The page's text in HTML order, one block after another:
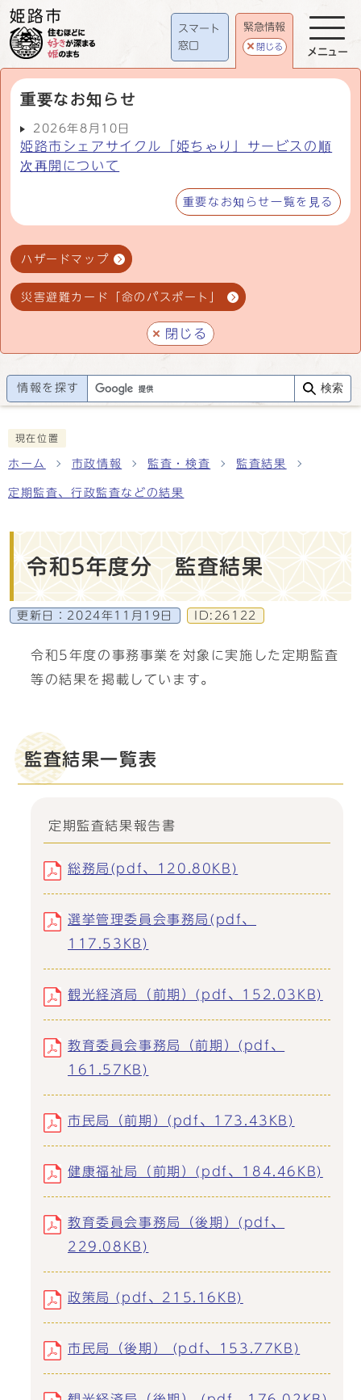
スマート
窓口
緊急情報
閉じる
重要なお知らせ
2026年8月10日
姫路市シェアサイクル「姫ちゃり」サービスの順
次再開について
重要なお知らせ一覧を見る
ハザードマップ
災害避難カード「命のパスポート」
閉じる
メニュー
情報を探す 検索
現在位置
ホーム 市政情報 監査・検査 監査結果
定期監査、行政監査などの結果
令和5年度分 監査結果
更新日： 2024年11月19日 ID:26122
令和5年度の事務事業を対象に実施した定期監査
等の結果を掲載しています。
監査結果一覧表
定期監査結果報告書
総務局(pdf、120.80KB)
選挙管理委員会事務局(pdf、
117.53KB)
観光経済局（前期）(pdf、152.03KB)
教育委員会事務局（前期）(pdf、
161.57KB)
市民局（前期）(pdf、173.43KB)
健康福祉局（前期）(pdf、184.46KB)
教育委員会事務局（後期）(pdf、
229.08KB)
政策局 (pdf、215.16KB)
市民局（後期） (pdf、153.77KB)